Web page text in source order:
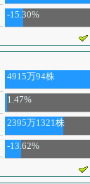
-15.30%
4915万94株
1.47%
2395万1321株
-13.62%